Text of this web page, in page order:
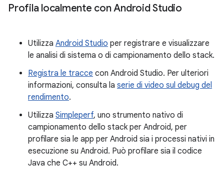
Profila localmente con Android Studio
Utilizza Android Studio per registrare e visualizzare
le analisi di sistema o di campionamento dello stack.
Registra le tracce con Android Studio. Per ulteriori
informazioni, consulta la serie di video sul debug del
rendimento.
Utilizza Simpleperf, uno strumento nativo di
campionamento dello stack per Android, per
profilare sia le app per Android sia i processi nativi in
esecuzione su Android. Può profilare sia il codice
Java che C++ su Android.